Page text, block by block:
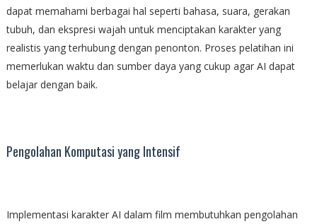
dapat memahami berbagai hal seperti bahasa, suara, gerakan
tubuh, dan ekspresi wajah untuk menciptakan karakter yang
realistis yang terhubung dengan penonton. Proses pelatihan ini
memerlukan waktu dan sumber daya yang cukup agar AI dapat
belajar dengan baik.
Pengolahan Komputasi yang Intensif
Implementasi karakter AI dalam film membutuhkan pengolahan